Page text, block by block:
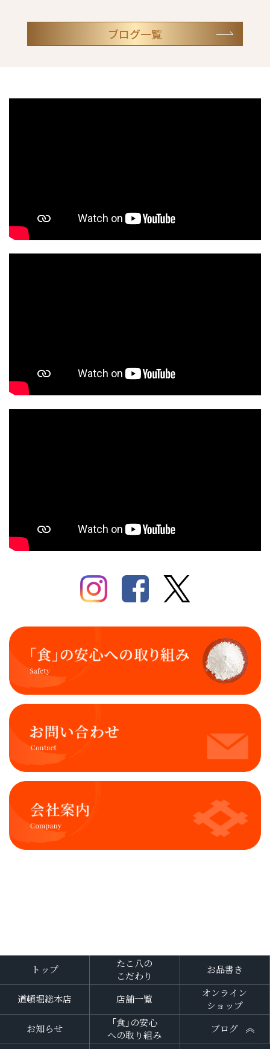
ブログ一覧
トップ
たこ八の
こだわり
お品書き
道頓堀総本店 店舗一覧
オンライン
ショップ
お知らせ
「食」の安心
への取り組み
ブログ